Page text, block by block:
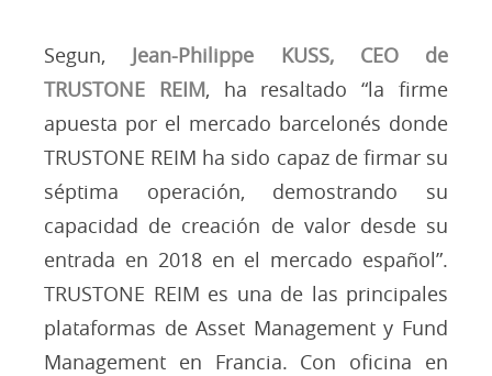
Segun, Jean-Philippe KUSS, CEO de
TRUSTONE REIM, ha resaltado “la firme
apuesta por el mercado barcelonés donde
TRUSTONE REIM ha sido capaz de firmar su
séptima operación, demostrando su
capacidad de creación de valor desde su
entrada en 2018 en el mercado español”.
TRUSTONE REIM es una de las principales
plataformas de Asset Management y Fund
Management en Francia. Con oficina en